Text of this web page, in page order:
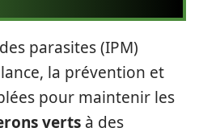
parasites (IPM)
la prévention et
pour maintenir les
verts à des